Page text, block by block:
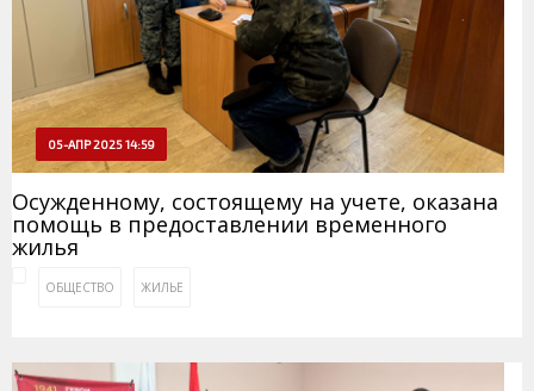
05-АПР 2025 14:59
Осужденному, состоящему на учете, оказана
помощь в предоставлении временного
жилья
ОБЩЕСТВО ЖИЛЬЕ